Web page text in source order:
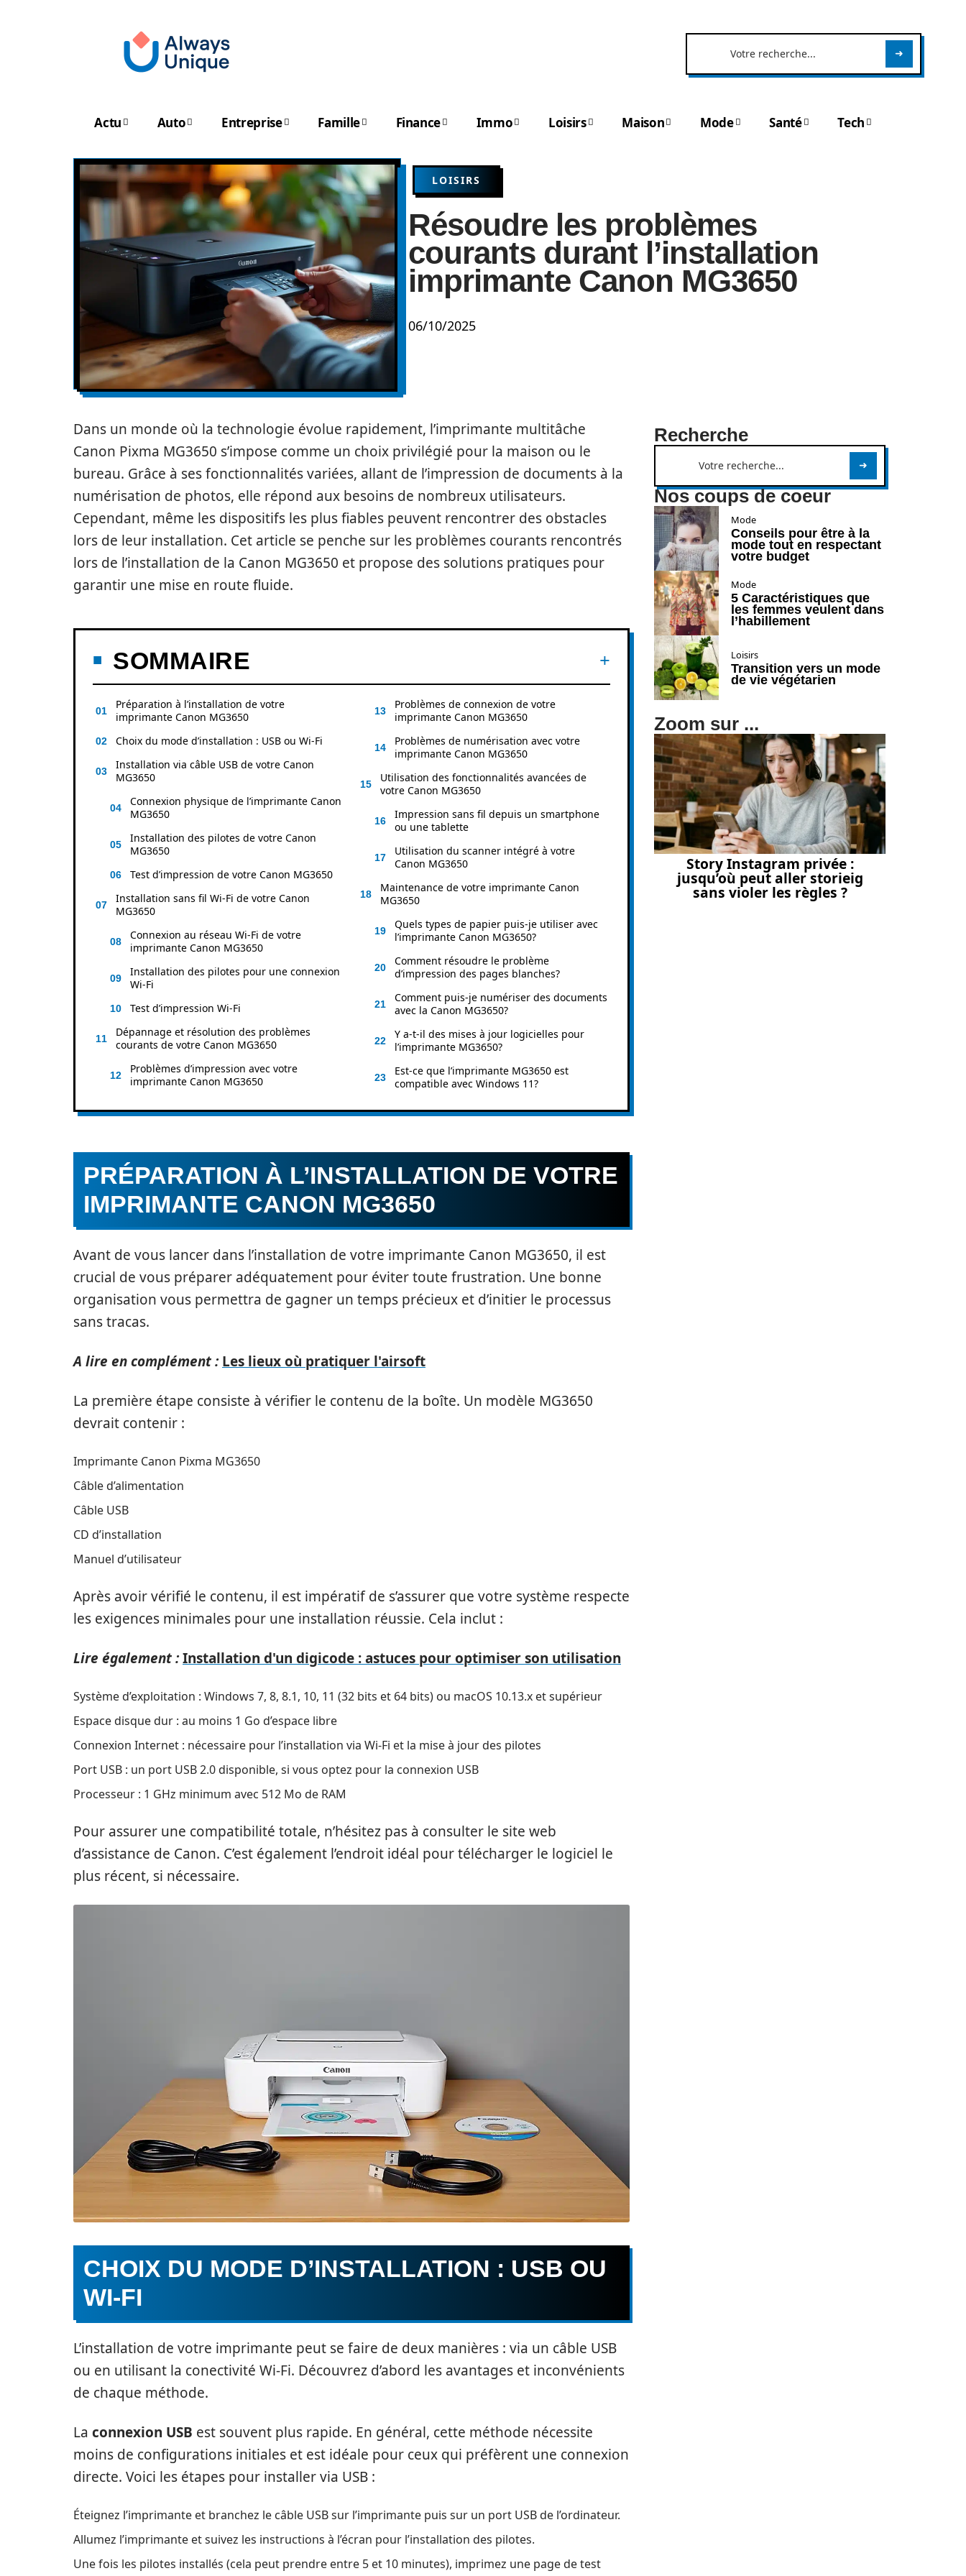
Actu Auto Entreprise Famille Finance Immo Loisirs Maison Mode Santé Tech
LOISIRS
Résoudre les problèmes
courants durant l’installation
imprimante Canon MG3650
06/10/2025
Dans un monde où la technologie évolue rapidement, l’imprimante multitâche
Canon Pixma MG3650 s’impose comme un choix privilégié pour la maison ou le
bureau. Grâce à ses fonctionnalités variées, allant de l’impression de documents à la
numérisation de photos, elle répond aux besoins de nombreux utilisateurs.
Cependant, même les dispositifs les plus fiables peuvent rencontrer des obstacles
lors de leur installation. Cet article se penche sur les problèmes courants rencontrés
lors de l’installation de la Canon MG3650 et propose des solutions pratiques pour
garantir une mise en route fluide.
SOMMAIRE
Préparation à l’installation de votre
imprimante Canon MG3650
Choix du mode d’installation : USB ou Wi-Fi
Installation via câble USB de votre Canon
MG3650
Connexion physique de l’imprimante Canon
MG3650
Installation des pilotes de votre Canon
MG3650
Test d’impression de votre Canon MG3650
Installation sans fil Wi-Fi de votre Canon
MG3650
Connexion au réseau Wi-Fi de votre
imprimante Canon MG3650
Installation des pilotes pour une connexion
Wi-Fi
Test d’impression Wi-Fi
Dépannage et résolution des problèmes
courants de votre Canon MG3650
Problèmes d’impression avec votre
imprimante Canon MG3650
Problèmes de connexion de votre
imprimante Canon MG3650
Problèmes de numérisation avec votre
imprimante Canon MG3650
Utilisation des fonctionnalités avancées de
votre Canon MG3650
Impression sans fil depuis un smartphone
ou une tablette
Utilisation du scanner intégré à votre
Canon MG3650
Maintenance de votre imprimante Canon
MG3650
Quels types de papier puis-je utiliser avec
l’imprimante Canon MG3650?
Comment résoudre le problème
d’impression des pages blanches?
Comment puis-je numériser des documents
avec la Canon MG3650?
Y a-t-il des mises à jour logicielles pour
l’imprimante MG3650?
Est-ce que l’imprimante MG3650 est
compatible avec Windows 11?
PRÉPARATION À L’INSTALLATION DE VOTRE
IMPRIMANTE CANON MG3650
Avant de vous lancer dans l’installation de votre imprimante Canon MG3650, il est
crucial de vous préparer adéquatement pour éviter toute frustration. Une bonne
organisation vous permettra de gagner un temps précieux et d’initier le processus
sans tracas.
A lire en complément : Les lieux où pratiquer l'airsoft
La première étape consiste à vérifier le contenu de la boîte. Un modèle MG3650
devrait contenir :
Imprimante Canon Pixma MG3650
Câble d’alimentation
Câble USB
CD d’installation
Manuel d’utilisateur
Après avoir vérifié le contenu, il est impératif de s’assurer que votre système respecte
les exigences minimales pour une installation réussie. Cela inclut :
Lire également :Installation d'un digicode : astuces pour optimiser son utilisation
Système d’exploitation : Windows 7, 8, 8.1, 10, 11 (32 bits et 64 bits) ou macOS 10.13.x et supérieur
Espace disque dur : au moins 1 Go d’espace libre
Connexion Internet : nécessaire pour l’installation via Wi-Fi et la mise à jour des pilotes
Port USB : un port USB 2.0 disponible, si vous optez pour la connexion USB
Processeur : 1 GHz minimum avec 512 Mo de RAM
Pour assurer une compatibilité totale, n’hésitez pas à consulter le site web
d’assistance de Canon. C’est également l’endroit idéal pour télécharger le logiciel le
plus récent, si nécessaire.
CHOIX DU MODE D’INSTALLATION : USB OU
WI-FI
L’installation de votre imprimante peut se faire de deux manières : via un câble USB
ou en utilisant la conectivité Wi-Fi. Découvrez d’abord les avantages et inconvénients
de chaque méthode.
La connexion USB est souvent plus rapide. En général, cette méthode nécessite
moins de configurations initiales et est idéale pour ceux qui préfèrent une connexion
directe. Voici les étapes pour installer via USB :
Éteignez l’imprimante et branchez le câble USB sur l’imprimante puis sur un port USB de l’ordinateur.
Allumez l’imprimante et suivez les instructions à l’écran pour l’installation des pilotes.
Une fois les pilotes installés (cela peut prendre entre 5 et 10 minutes), imprimez une page de test
Recherche
Nos coups de coeur
Mode
Conseils pour être à la
mode tout en respectant
votre budget
Mode
5 Caractéristiques que
les femmes veulent dans
l’habillement
Loisirs
Transition vers un mode
de vie végétarien
Zoom sur ...
Story Instagram privée :
jusqu’où peut aller storieig
sans violer les règles ?